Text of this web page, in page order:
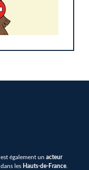
est également un acteur
dans les Hauts-de-France